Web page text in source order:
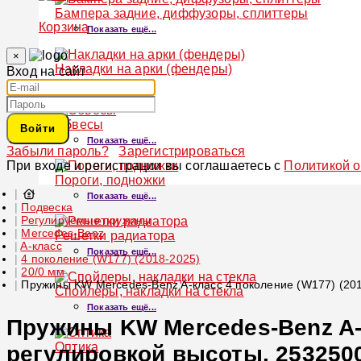
Бампера задние, диффузоры, сплиттеры
Показать ещё...
Накладки на арки (фендеры)
Показать ещё...
Обвесы
Показать ещё...
Пороги, подножки
Показать ещё...
Решетки радиатора
Показать ещё...
Спойлеры, накладки на стекла
Показать ещё...
Оптика
Корзина
×
Вход на сайт
Войти
Забыли пароль?
Зарегистрироваться
При входе и регистрации вы соглашаетесь с Политикой
Подвеска
Регулируемые пружины
Mercedes-Benz
A-класс
4 поколение (W177) (2018-2025)
20/0 мм
Пружины KW Mercedes-Benz A-класс 4 поколение (W177)
Пружины KW Mercedes-Benz
регулировкой высоты,